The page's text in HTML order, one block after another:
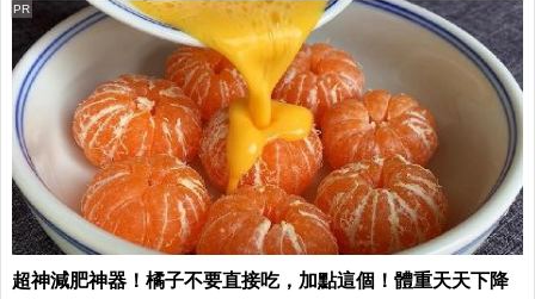
超神減肥神器！橘子不要直接吃，加點這個！體重天天下降
PR